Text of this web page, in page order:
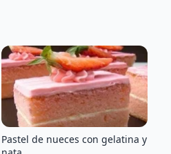
Pastel de nueces con gelatina y